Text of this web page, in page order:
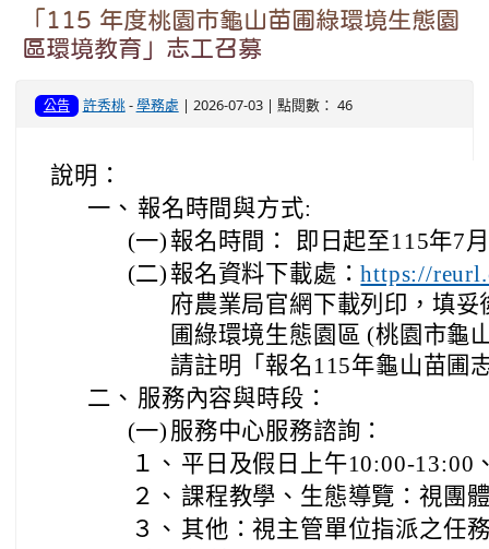
「115 年度桃園市龜山苗圃綠環境生態園
區環境教育」志工召募
公告 許秀桃-學務處 | 2026-07-03 | 點閱數： 46
說明：
一、 報名時間與方式:
(一) 報名時間： 即日起至115年7
(二) 報名資料下載處：https://
府農業局官網下載列印，填
圃綠環境生態園區 (桃園市龜
請註明「報名115年龜山苗圃
二、 服務內容與時段：
(一) 服務中心服務諮詢：
１、 平日及假日上午10:00-13:00
２、 課程教學、生態導覽：視團
３、 其他：視主管單位指派之任